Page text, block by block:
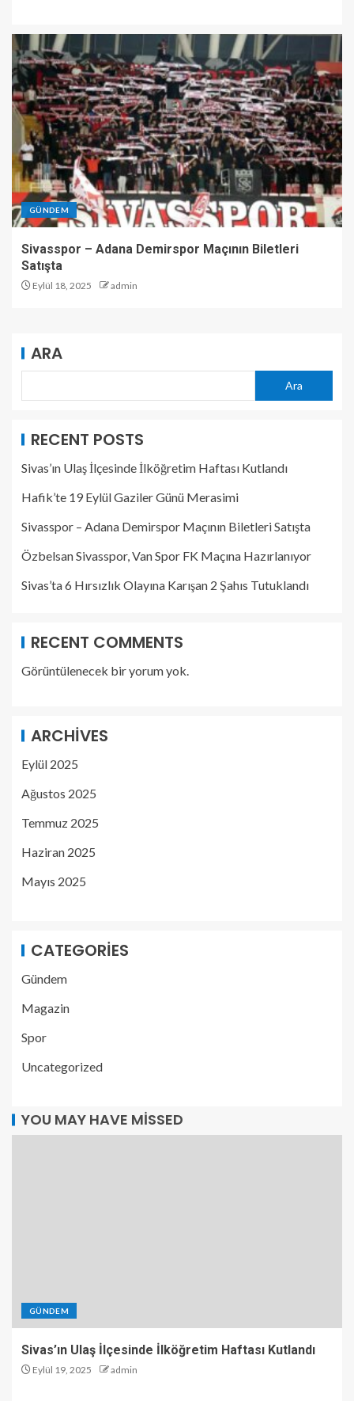
GÜNDEM
Sivasspor – Adana Demirspor Maçının Biletleri
Satışta
Eylül 18, 2025 admin
ARA
Ara
RECENT POSTS
Sivas’ın Ulaş İlçesinde İlköğretim Haftası Kutlandı
Hafik’te 19 Eylül Gaziler Günü Merasimi
Sivasspor – Adana Demirspor Maçının Biletleri Satışta
Özbelsan Sivasspor, Van Spor FK Maçına Hazırlanıyor
Sivas’ta 6 Hırsızlık Olayına Karışan 2 Şahıs Tutuklandı
RECENT COMMENTS
Görüntülenecek bir yorum yok.
ARCHIVES
Eylül 2025
Ağustos 2025
Temmuz 2025
Haziran 2025
Mayıs 2025
CATEGORIES
Gündem
Magazin
Spor
Uncategorized
YOU MAY HAVE MISSED
GÜNDEM
Sivas’ın Ulaş İlçesinde İlköğretim Haftası Kutlandı
Eylül 19, 2025 admin